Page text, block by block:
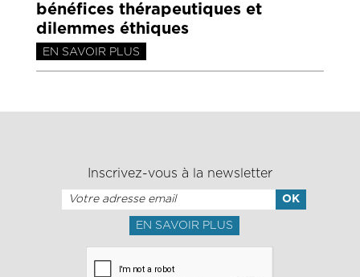
bénéfices thérapeutiques et
dilemmes éthiques
EN SAVOIR PLUS
Inscrivez-vous à la newsletter
EN SAVOIR PLUS